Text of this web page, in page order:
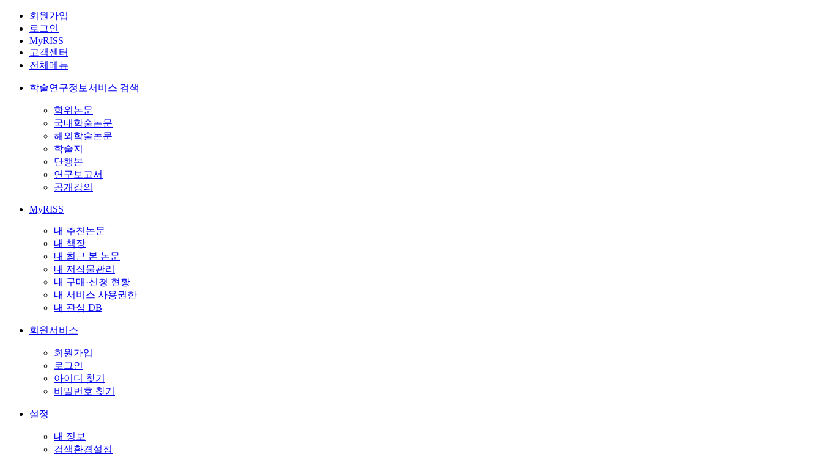
회원가입
로그인
MyRISS
고객센터
전체메뉴
학술연구정보서비스 검색
학위논문
국내학술논문
해외학술논문
학술지
단행본
연구보고서
공개강의
MyRISS
내 추천논문
내 책장
내 최근 본 논문
내 저작물관리
내 구매·신청 현황
내 서비스 사용권한
내 관심 DB
회원서비스
회원가입
로그인
아이디 찾기
비밀번호 찾기
설정
내 정보
검색환경설정